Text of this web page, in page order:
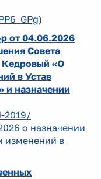
)
от 04.06.2026
Совета
Кедровый «О
в Устав
и назначении
2019/
о назначении
изменений в